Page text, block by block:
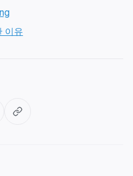
이유